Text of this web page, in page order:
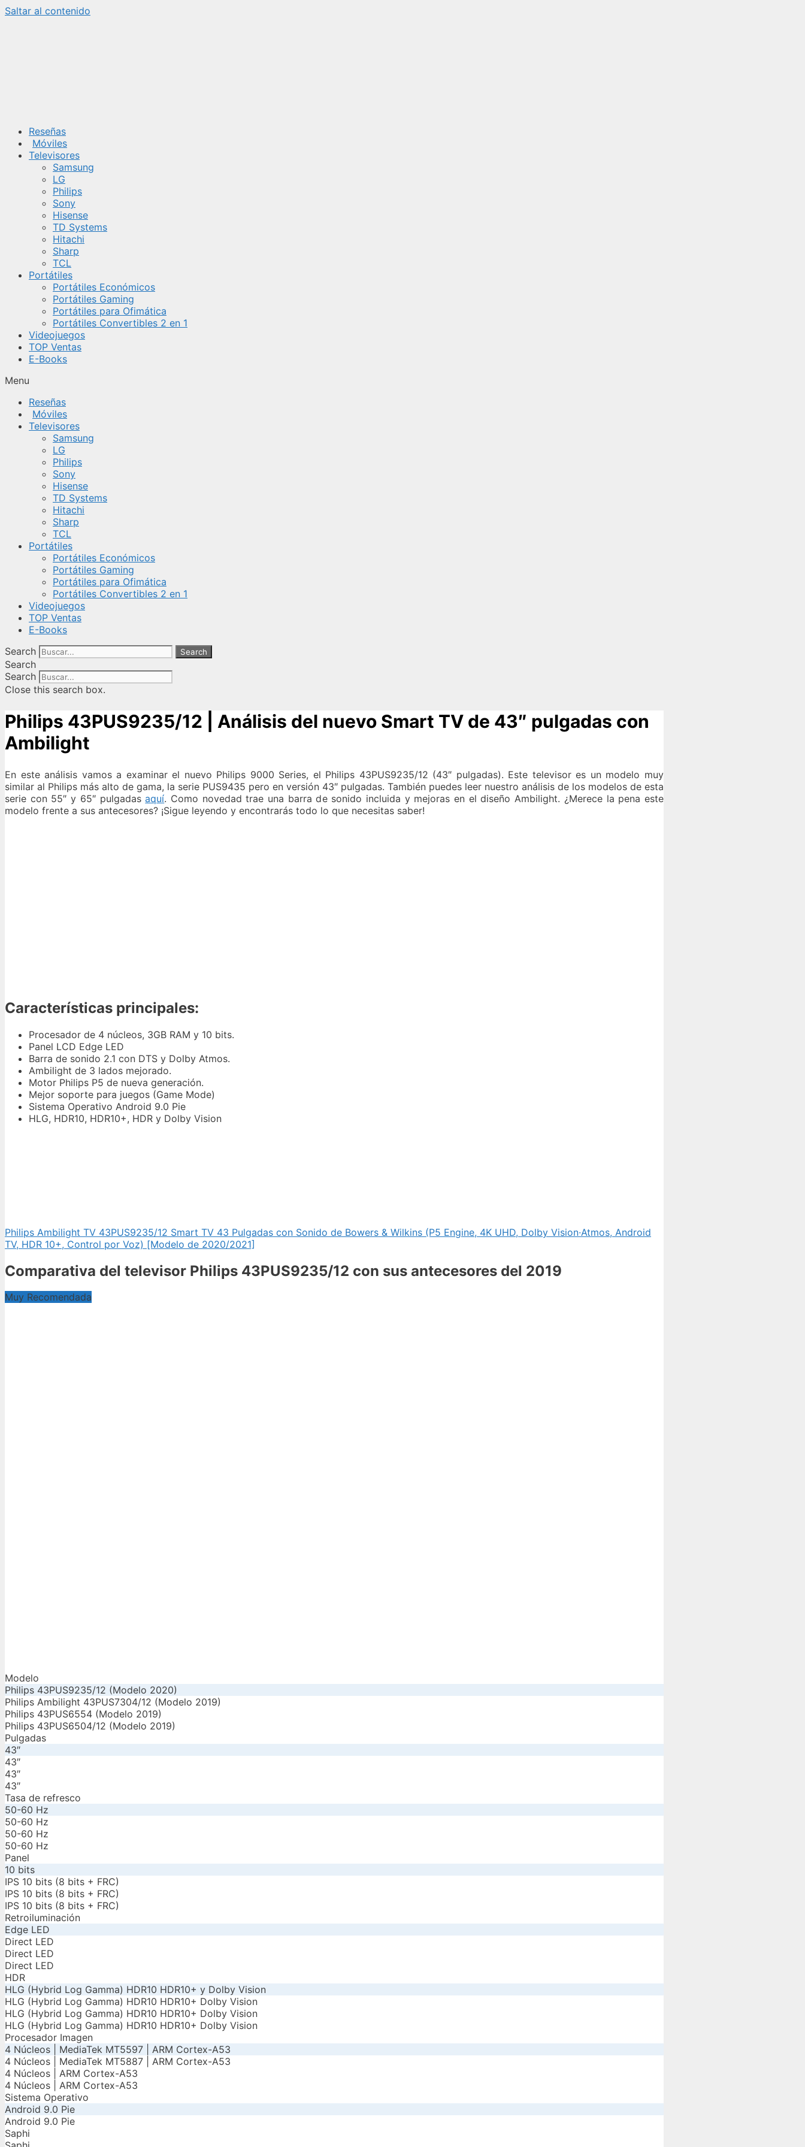
Saltar al contenido
Reseñas
Móviles
Televisores
Samsung
LG
Philips
Sony
Hisense
TD Systems
Hitachi
Sharp
TCL
Portátiles
Portátiles Económicos
Portátiles Gaming
Portátiles para Ofimática
Portátiles Convertibles 2 en 1
Videojuegos
TOP Ventas
E-Books
Menu
Reseñas
Móviles
Televisores
Samsung
LG
Philips
Sony
Hisense
TD Systems
Hitachi
Sharp
TCL
Portátiles
Portátiles Económicos
Portátiles Gaming
Portátiles para Ofimática
Portátiles Convertibles 2 en 1
Videojuegos
TOP Ventas
E-Books
Search
Search
Search
Search
Close this search box.
Philips 43PUS9235/12 | Análisis del nuevo Smart TV de 43″ pulgadas con
Ambilight
En este análisis vamos a examinar el nuevo Philips 9000 Series, el Philips 43PUS9235/12 (43″ pulgadas). Este televisor es un modelo muy
similar al Philips más alto de gama, la serie PUS9435 pero en versión 43″ pulgadas. También puedes leer nuestro análisis de los modelos de esta
serie con 55″ y 65″ pulgadasaquí. Como novedad trae una barra de sonido incluida y mejoras en el diseño Ambilight. ¿Merece la pena este
modelo frente a sus antecesores? ¡Sigue leyendo y encontrarás todo lo que necesitas saber!
Características principales:
Procesador de 4 núcleos, 3GB RAM y 10 bits.
Panel LCD Edge LED
Barra de sonido 2.1 con DTS y Dolby Atmos.
Ambilight de 3 lados mejorado.
Motor Philips P5 de nueva generación.
Mejor soporte para juegos (Game Mode)
Sistema Operativo Android 9.0 Pie
HLG, HDR10, HDR10+, HDR y Dolby Vision
Philips Ambilight TV 43PUS9235/12 Smart TV 43 Pulgadas con Sonido de Bowers & Wilkins (P5 Engine, 4K UHD, Dolby Vision∙Atmos, Android
TV, HDR 10+, Control por Voz) [Modelo de 2020/2021]
Comparativa del televisor Philips 43PUS9235/12 con sus antecesores del 2019
Muy Recomendada
Modelo
Philips 43PUS9235/12 (Modelo 2020)
Philips Ambilight 43PUS7304/12 (Modelo 2019)
Philips 43PUS6554 (Modelo 2019)
Philips 43PUS6504/12 (Modelo 2019)
Pulgadas
43″
43″
43″
43″
Tasa de refresco
50-60 Hz
50-60 Hz
50-60 Hz
50-60 Hz
Panel
10 bits
IPS 10 bits (8 bits + FRC)
IPS 10 bits (8 bits + FRC)
IPS 10 bits (8 bits + FRC)
Retroiluminación
Edge LED
Direct LED
Direct LED
Direct LED
HDR
HLG (Hybrid Log Gamma) HDR10 HDR10+ y Dolby Vision
HLG (Hybrid Log Gamma) HDR10 HDR10+ Dolby Vision
HLG (Hybrid Log Gamma) HDR10 HDR10+ Dolby Vision
HLG (Hybrid Log Gamma) HDR10 HDR10+ Dolby Vision
Procesador Imagen
4 Núcleos | MediaTek MT5597 | ARM Cortex-A53
4 Núcleos | MediaTek MT5887 | ARM Cortex-A53
4 Núcleos | ARM Cortex-A53
4 Núcleos | ARM Cortex-A53
Sistema Operativo
Android 9.0 Pie
Android 9.0 Pie
Saphi